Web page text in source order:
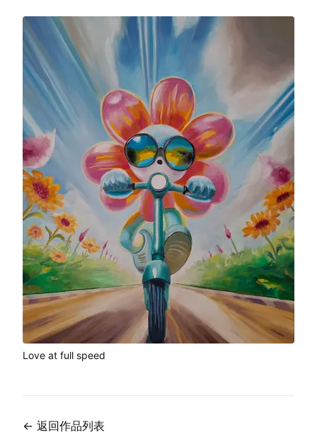
Love at full speed
← 返回作品列表